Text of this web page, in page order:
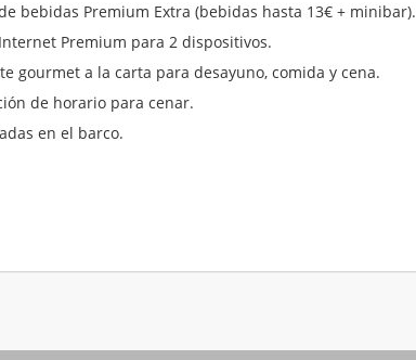
bebidas Premium Extra (bebidas hasta 13€ + minibar).
Premium para 2 dispositivos.
gourmet a la carta para desayuno, comida y cena.
de horario para cenar.
en el barco.